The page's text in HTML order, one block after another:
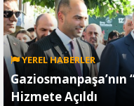
YEREL HABERLER
Gaziosmanpaşa’nın
Hizmete Açıldı